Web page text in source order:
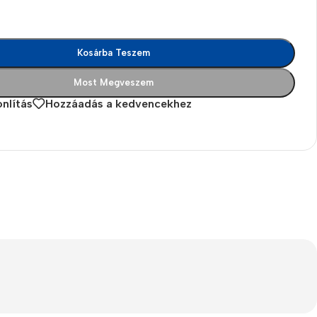
Kosárba Teszem
Most Megveszem
Hozzáadás a kedvencekhez